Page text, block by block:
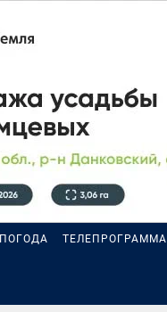
ПОГОДА ТЕЛЕПРОГРАММА